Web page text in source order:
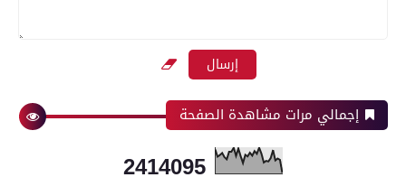
إجمالي مرات مشاهدة الصفحة
2414095